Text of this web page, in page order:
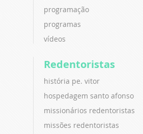
programação
programas
vídeos
Redentoristas
história pe. vitor
hospedagem santo afonso
missionários redentoristas
missões redentoristas